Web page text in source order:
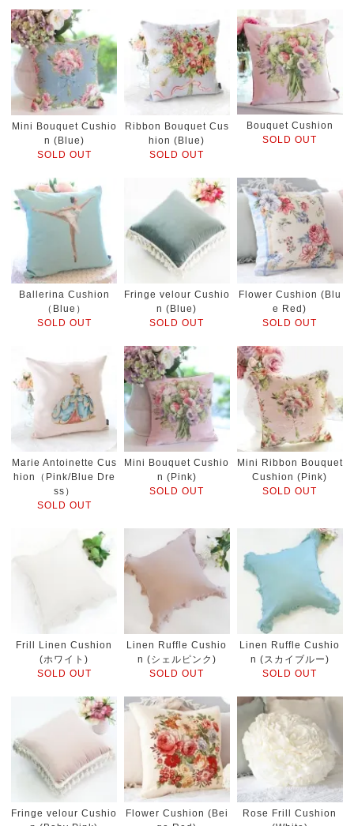
Mini Bouquet Cushio
n (Blue)
SOLD OUT
Ribbon Bouquet Cus
hion (Blue)
SOLD OUT
Bouquet Cushion
SOLD OUT
Ballerina Cushion
（Blue）
SOLD OUT
Fringe velour Cushio
n (Blue)
SOLD OUT
Flower Cushion (Blu
e Red)
SOLD OUT
Marie Antoinette Cus
hion（Pink/Blue Dre
ss）
SOLD OUT
Mini Bouquet Cushio
n (Pink)
SOLD OUT
Mini Ribbon Bouquet
Cushion (Pink)
SOLD OUT
Frill Linen Cushion
(ホワイト)
SOLD OUT
Linen Ruffle Cushio
n (シェルピンク)
SOLD OUT
Linen Ruffle Cushio
n (スカイブルー)
SOLD OUT
Fringe velour Cushio
Flower Cushion (Bei
Rose Frill Cushion